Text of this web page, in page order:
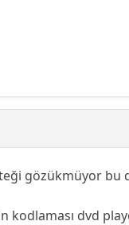
gözükmüyor bu
kodlaması dvd